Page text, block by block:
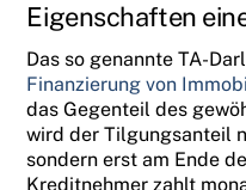
Eigenschaften
Das so genannte TA-
Finanzierung von
das Gegenteil des
wird der Tilgungsanteil
sondern erst am Ende
Kreditnehmer zahlt